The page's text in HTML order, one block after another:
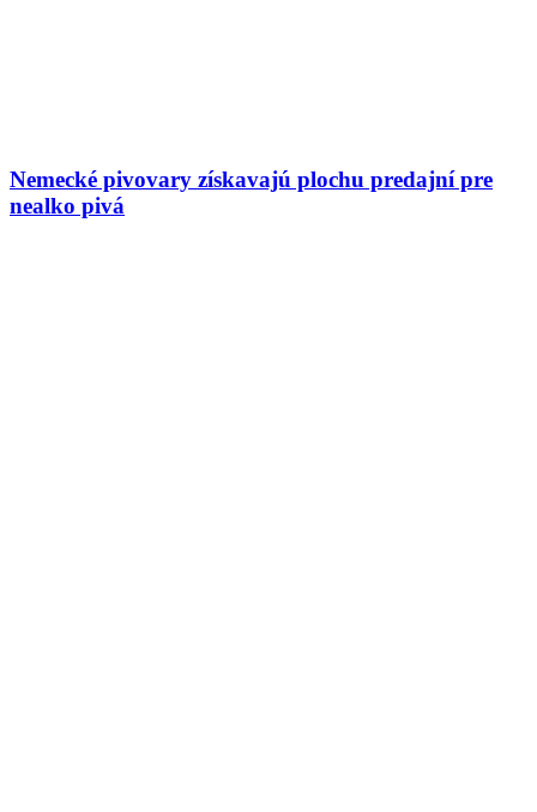
Nemecké pivovary získavajú plochu predajní pre
nealko pivá